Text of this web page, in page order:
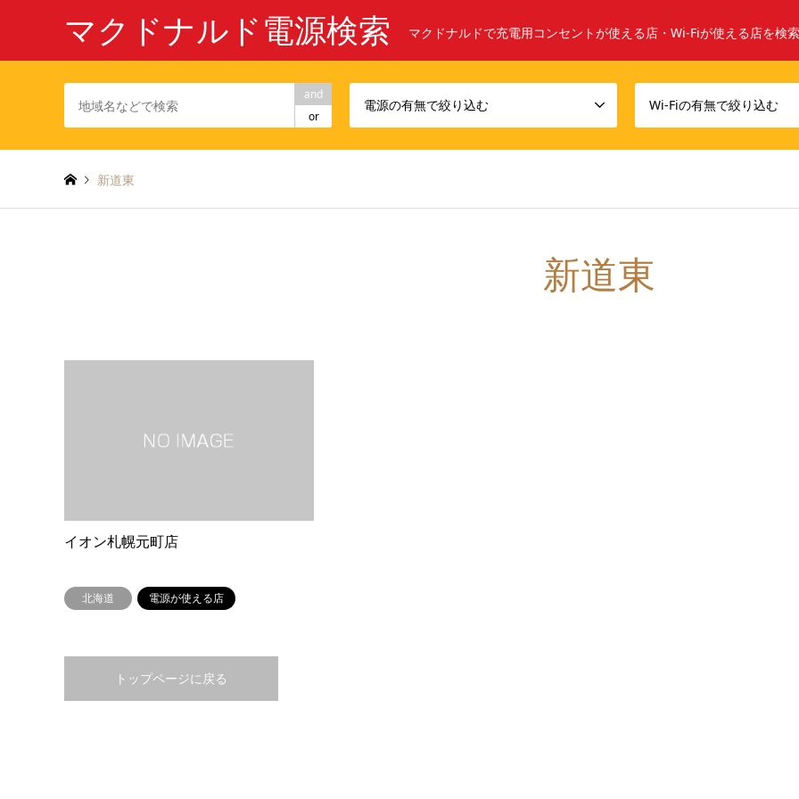
マクドナルド電源検索 マクドナルドで充電用コンセントが使える店・Wi-Fiが使える店を検
and
or
電源の有無で絞り込む Wi-Fiの有無で絞り込む
新道東
新道東
イオン札幌元町店
北海道 電源が使える店
トップページに戻る